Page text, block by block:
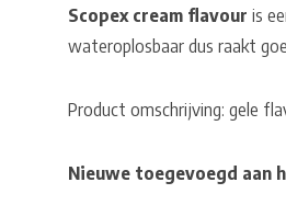
Scopex cream flavour is
wateroplosbaar dus raakt
Product omschrijving: gele
Nieuwe toegevoegd aan